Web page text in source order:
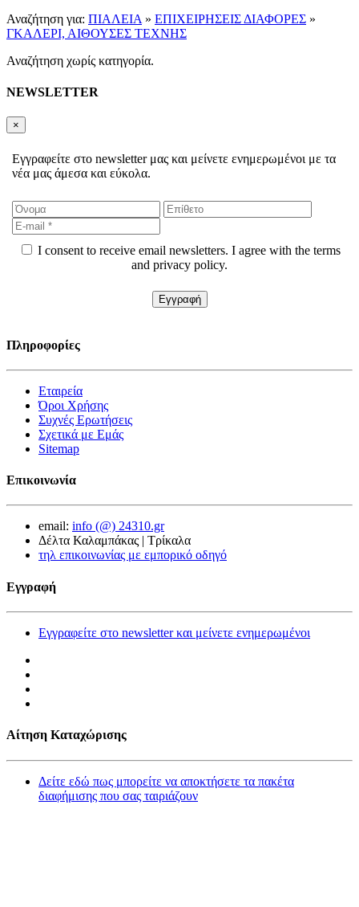
Αναζήτηση για: ΠΙΑΛΕΙΑ » ΕΠΙΧΕΙΡΗΣΕΙΣ ΔΙΑΦΟΡΕΣ »
ΓΚΑΛΕΡΙ, ΑΙΘΟΥΣΕΣ ΤΕΧΝΗΣ
Αναζήτηση χωρίς κατηγορία.
NEWSLETTER
×
Εγγραφείτε στο newsletter μας και μείνετε ενημερωμένοι με τα
νέα μας άμεσα και εύκολα.
I consent to receive email newsletters. I agree with the terms
and privacy policy.
Πληροφορίες
Εταιρεία
Όροι Χρήσης
Συχνές Ερωτήσεις
Σχετικά με Εμάς
Sitemap
Επικοινωνία
email: info (@) 24310.gr
Δέλτα Καλαμπάκας | Τρίκαλα
τηλ επικοινωνίας με εμπορικό οδηγό
Εγγραφή
Εγγραφείτε στο newsletter και μείνετε ενημερωμένοι
Αίτηση Καταχώρισης
Δείτε εδώ πως μπορείτε να αποκτήσετε τα πακέτα
διαφήμισης που σας ταιριάζουν